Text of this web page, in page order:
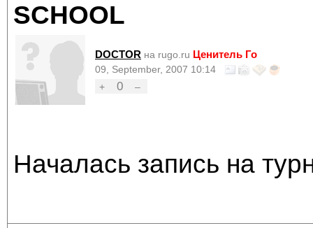
SCHOOL
DOCTOR на rugo.ru Ценитель Го
09, September, 2007 10:14
+
0 –
Началась запись на